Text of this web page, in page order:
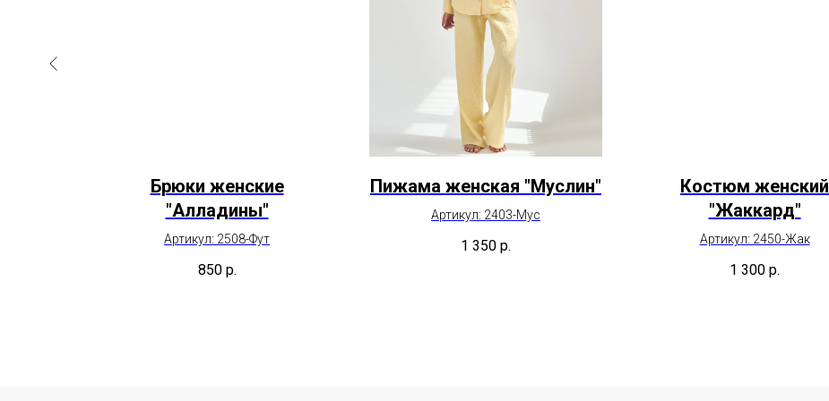
Брюки женские
"Алладины"
Артикул: 2508-Фут
850 р.
Пижама женская "Муслин"
Артикул: 2403-Мус
1 350 р.
Костюм женский
"Жаккард"
Артикул: 2450-Жак
1 300 р.